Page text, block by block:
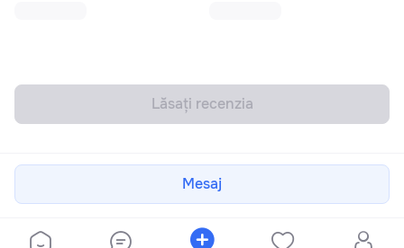
Lăsați recenzia
Mesaj